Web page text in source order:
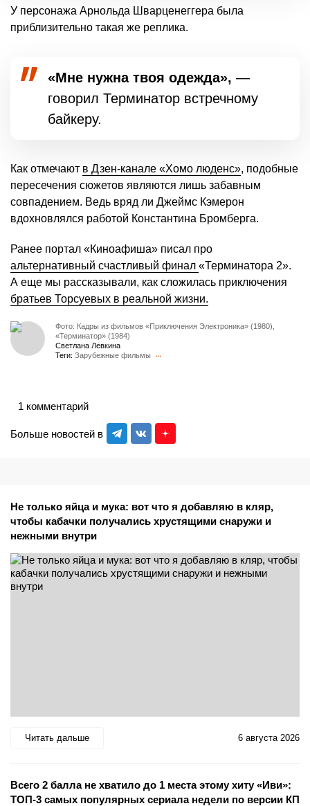
У персонажа Арнольда Шварценеггера была
приблизительно такая же реплика.
«Мне нужна твоя одежда», —
говорил Терминатор встречному
байкеру.
Как отмечают в Дзен-канале «Хомо люденс», подобные
пересечения сюжетов являются лишь забавным
совпадением. Ведь вряд ли Джеймс Кэмерон
вдохновлялся работой Константина Бромберга.
Ранее портал «Киноафиша» писал про
альтернативный счастливый финал «Терминатора 2».
А еще мы рассказывали, как сложилась приключения
братьев Торсуевых в реальной жизни.
Фото: Кадры из фильмов «Приключения Электроника» (1980),
«Терминатор» (1984)
Светлана Левкина
Теги: Зарубежные фильмы
Больше новостей в
1 комментарий
Не только яйца и мука: вот что я добавляю в кляр,
чтобы кабачки получались хрустящими снаружи и
нежными внутри
Читать дальше 6 августа 2026
Всего 2 балла не хватило до 1 места этому хиту «Иви»:
ТОП-3 самых популярных сериала недели по версии КП